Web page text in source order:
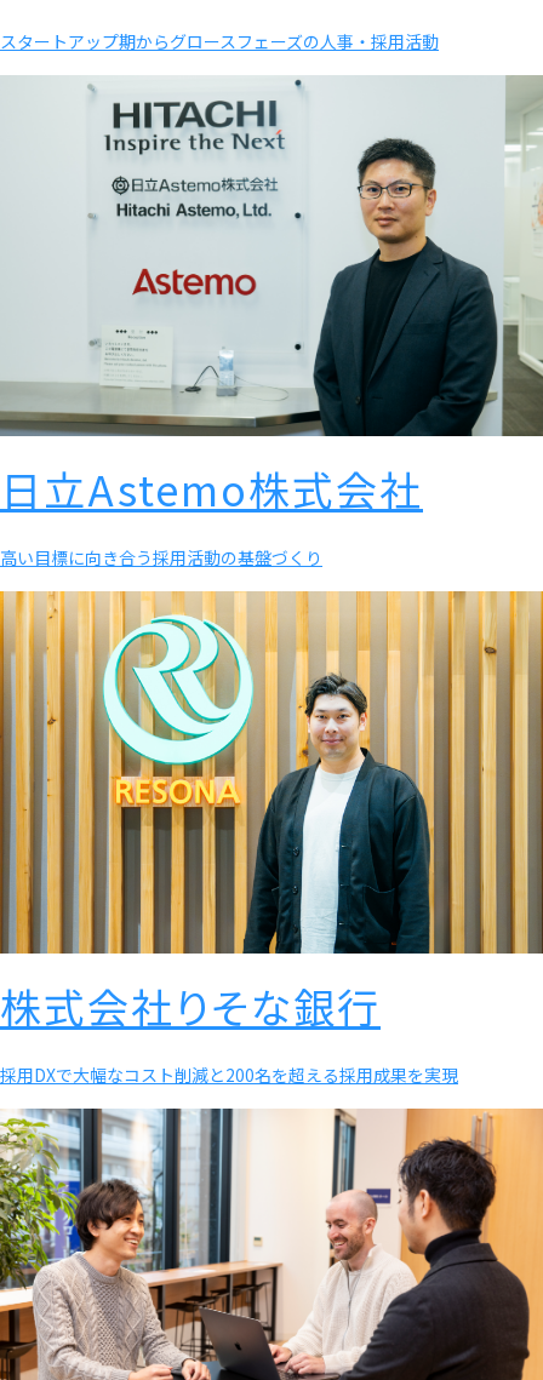
スタートアップ期からグロースフェーズの人事・採用活動
日立Astemo株式会社
高い目標に向き合う採用活動の基盤づくり
株式会社りそな銀行
採用DXで大幅なコスト削減と200名を超える採用成果を実現